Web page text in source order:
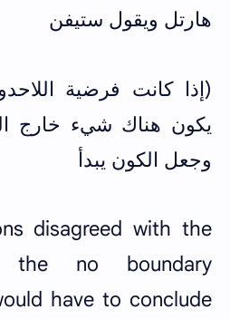
هارتل ويقول ستيفن
(إذا كانت فرضية
يكون هناك شيء خارج
وجعل الكون يبدأ
disagreed with the
the no boundary
have to conclude